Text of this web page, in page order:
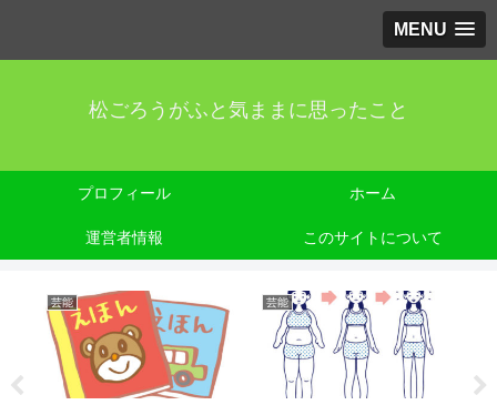
MENU
松ごろうがふと気ままに思ったこと
プロフィール ホーム
運営者情報 このサイトについて
芸能 芸能